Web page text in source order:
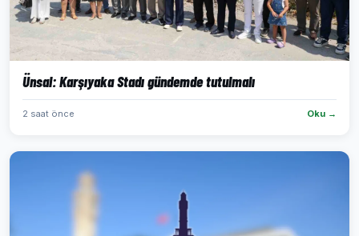
Ünsal: Karşıyaka Stadı gündemde tutulmalı
2 saat önce Oku →